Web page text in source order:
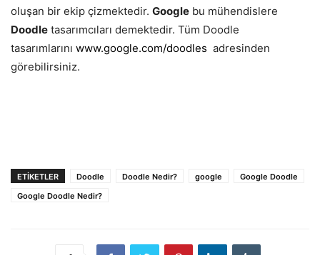
oluşan bir ekip çizmektedir. Google bu mühendislere
Doodle tasarımcıları demektedir. Tüm Doodle
tasarımlarını www.google.com/doodles adresinden
görebilirsiniz.
ETIKETLER Doodle Doodle Nedir? google
Google Doodle
Google Doodle Nedir?